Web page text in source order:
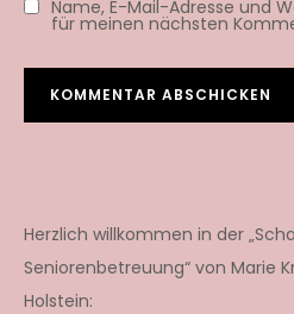
Name, E-Mail-Adresse und
für meinen nächsten
Herzlich willkommen in der
Seniorenbetreuung“ von Marie
Holstein: